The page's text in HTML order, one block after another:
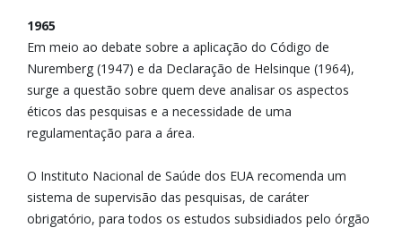
Registro CONEP
Registros Históricos
Resoluções e Portarias
Reuniões
1965
Em meio ao debate sobre a aplicação do Código de
Nuremberg (1947) e da Declaração de Helsinque (1964),
surge a questão sobre quem deve analisar os aspectos
éticos das pesquisas e a necessidade de uma
regulamentação para a área.
O Instituto Nacional de Saúde dos EUA recomenda um
sistema de supervisão das pesquisas, de caráter
obrigatório, para todos os estudos subsidiados pelo órgão